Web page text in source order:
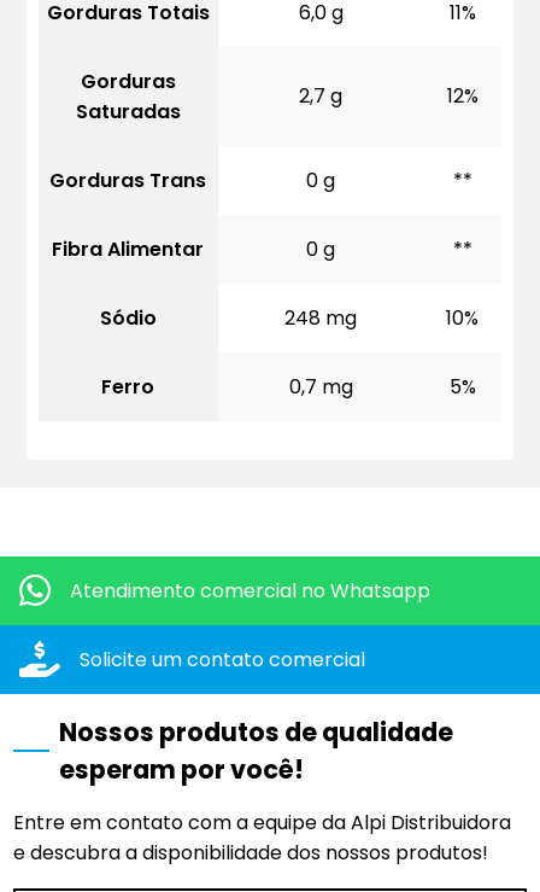
Gorduras Totais 6,0 g 11%
Gorduras
Saturadas
2,7 g 12%
Gorduras Trans 0 g **
Fibra Alimentar 0 g **
Sódio 248 mg 10%
Ferro 0,7 mg 5%
Atendimento comercial no Whatsapp
Solicite um contatocomercial
Nossos produtos de qualidade
esperam por você!
Entre em contato com a equipe da Alpi Distribuidora
e descubra a disponibilidade dos nossos produtos!